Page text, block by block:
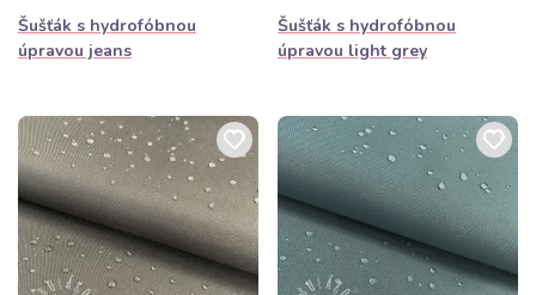
Šušťák s hydrofóbnou
úpravou jeans
Šušťák s hydrofóbnou
úpravou light grey